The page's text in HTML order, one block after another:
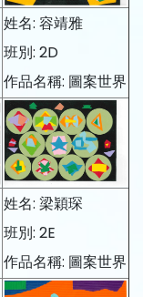
姓名: 容靖雅
班別: 2D
作品名稱: 圖案世界
姓名: 梁穎琛
班別: 2E
作品名稱: 圖案世界